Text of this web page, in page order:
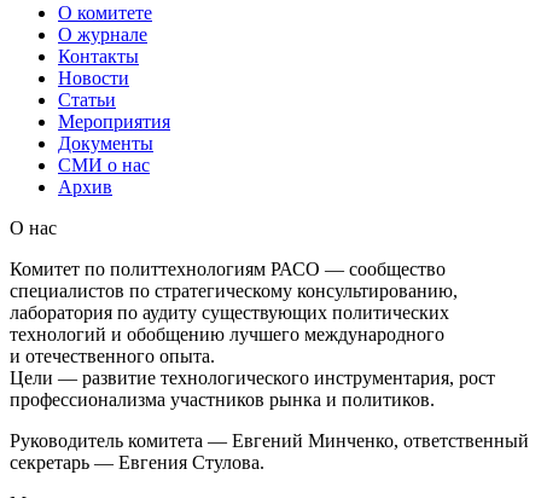
О комитете
О журнале
Контакты
Новости
Статьи
Мероприятия
Документы
СМИ о нас
Архив
О нас
Комитет по политтехнологиям РАСО — сообщество
специалистов по стратегическому консультированию,
лаборатория по аудиту существующих политических
технологий и обобщению лучшего международного
и отечественного опыта.
Цели — развитие технологического инструментария, рост
профессионализма участников рынка и политиков.
Руководитель комитета — Евгений Минченко, ответственный
секретарь — Евгения Стулова.